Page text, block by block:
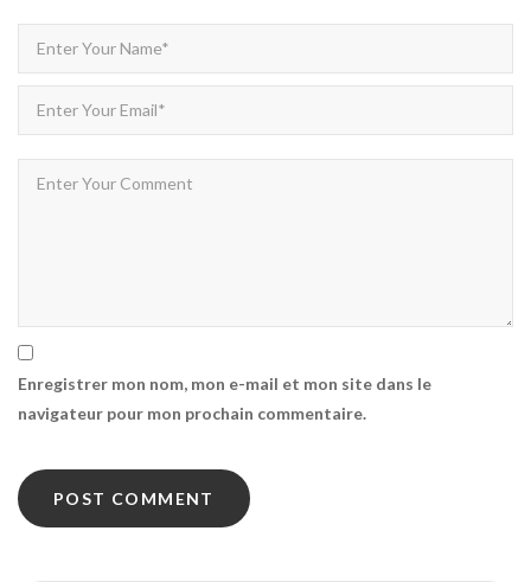
Enregistrer mon nom, mon e-mail et mon site dans le
navigateur pour mon prochain commentaire.